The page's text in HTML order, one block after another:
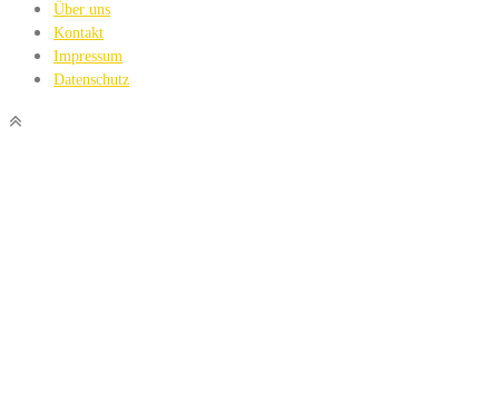
Über uns
Kontakt
Impressum
Datenschutz